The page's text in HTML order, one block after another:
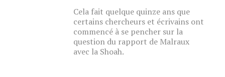
Cela fait quelque quinze ans que
certains chercheurs et écrivains ont
commencé à se pencher sur la
question du rapport de Malraux
avec la Shoah.